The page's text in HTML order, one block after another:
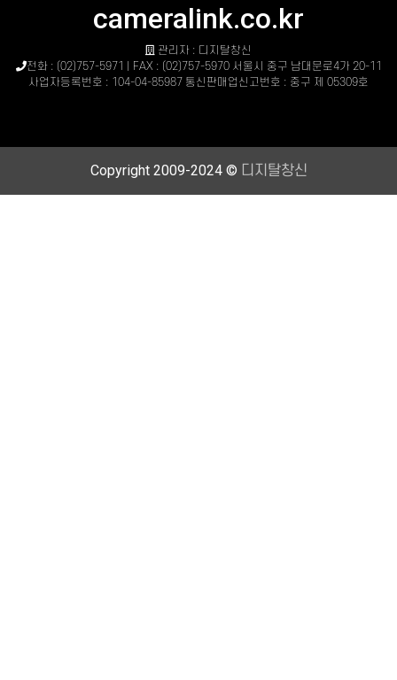
cameralink.co.kr
관리자 : 디지탈창신
전화 : (02)757-5971 | FAX : (02)757-5970 서울시 중구 남대문로4가 20-11
사업자등록번호 : 104-04-85987 통신판매업신고번호 : 중구 제 05309호
Copyright 2009-2024 © 디지탈창신